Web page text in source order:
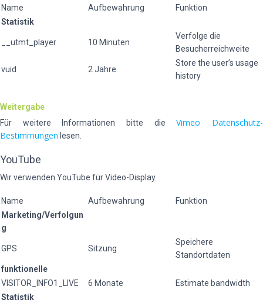
Name Aufbewahrung
Funktion
Statistik
__utmt_player 10 Minuten
Verfolge die
Besucherreichweite
vuid 2 Jahre
Store the user’s usage
history
Weitergabe
Für weitere Informationen bitte dieVimeo Datenschutz-
Bestimmungen lesen.
YouTube
Wir verwenden YouTube für Video-Display.
Name Aufbewahrung
Funktion
Marketing/Verfolgun
g
GPS Sitzung
Speichere
Standortdaten
funktionelle
VISITOR_INFO1_LIVE
6 Monate
Estimate bandwidth
Statistik